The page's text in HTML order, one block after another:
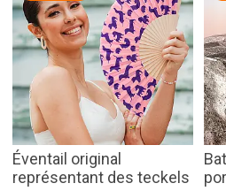
Éventail original
représentant des teckels